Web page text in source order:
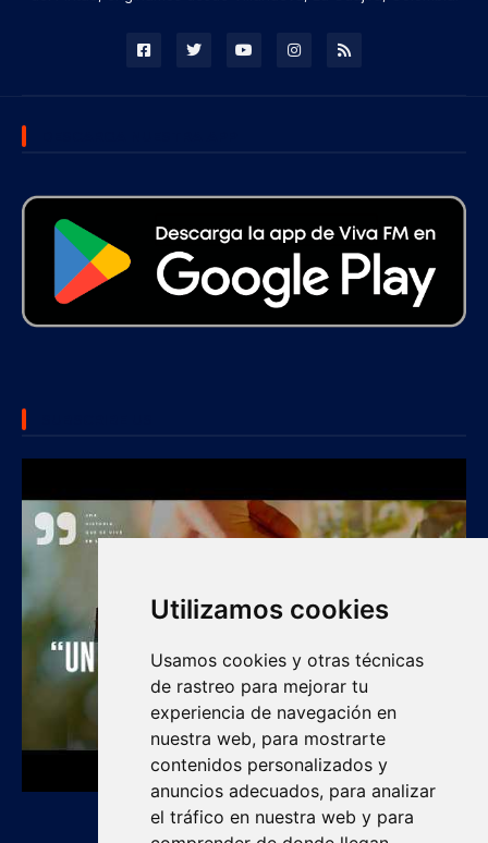
Utilizamos cookies
Usamos cookies y otras técnicas
de rastreo para mejorar tu
experiencia de navegación en
nuestra web, para mostrarte
contenidos personalizados y
anuncios adecuados, para analizar
el tráfico en nuestra web y para